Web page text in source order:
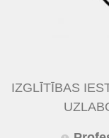
IZGLĪTĪBAS